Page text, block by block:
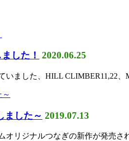
した！ 2020.06.25
いました、HILL
ました～ 2019.07.13
オリジナルつなぎの新作が発売